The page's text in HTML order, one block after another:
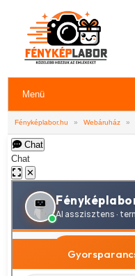
Menü
Fényképlabor.hu » Webáruház »
Chat
Chat
✕